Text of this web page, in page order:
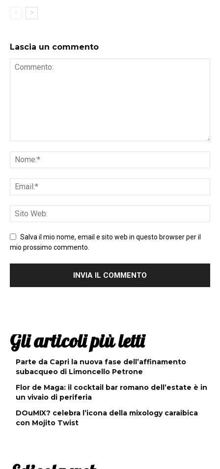
Lascia un commento
Salva il mio nome, email e sito web in questo browser per il
mio prossimo commento.
Gli articoli più letti
Parte da Capri la nuova fase dell’affinamento
subacqueo di Limoncello Petrone
Flor de Maga: il cocktail bar romano dell’estate è in
un vivaio di periferia
DOuMIX? celebra l’icona della mixology caraibica
con Mojito Twist